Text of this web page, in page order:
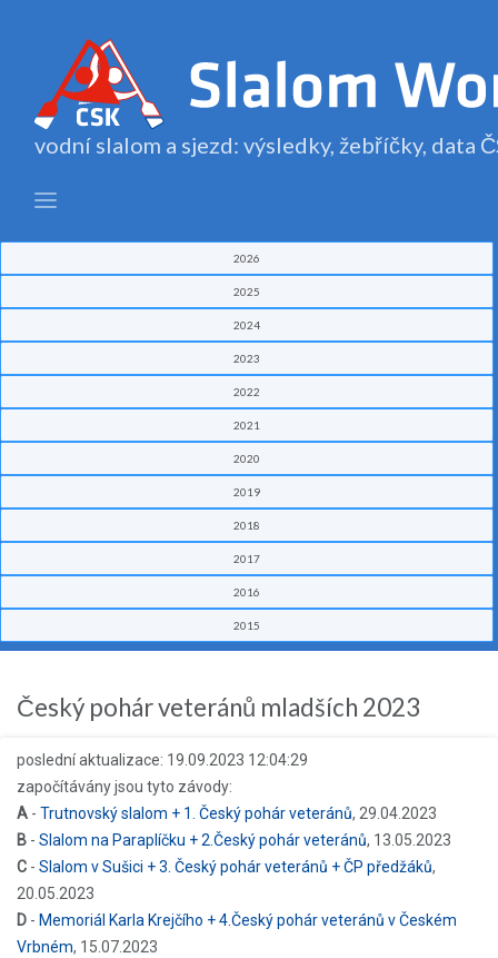
vodní slalom a sjezd: výsledky, žebříčky, data
2026
2025
2024
2023
2022
2021
2020
2019
2018
2017
2016
2015
Český pohár veteránů mladších 2023
poslední aktualizace: 19.09.2023 12:04:29
započítávány jsou tyto závody:
A - Trutnovský slalom + 1. Český pohár veteránů, 29.04.2023
B - Slalom na Paraplíčku + 2.Český pohár veteránů, 13.05.2023
C - Slalom v Sušici + 3. Český pohár veteránů + ČP předžáků,
20.05.2023
D - Memoriál Karla Krejčího + 4.Český pohár veteránů v Českém
Vrbném, 15.07.2023